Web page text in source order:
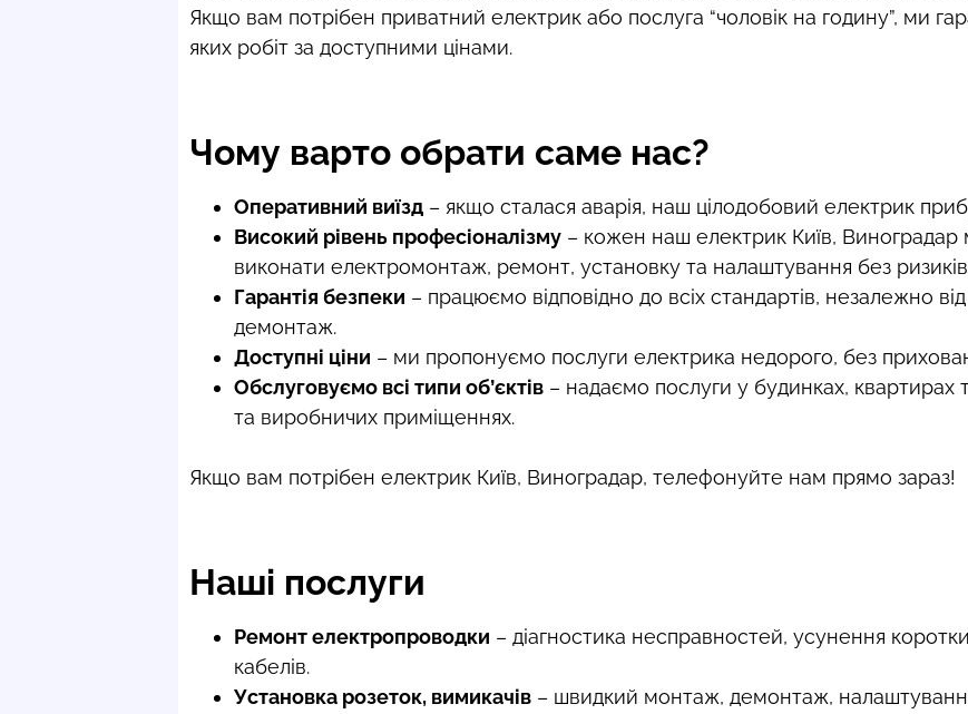
Якщо вам потрібен приватний електрик або послуга “чоловік на годину”, ми
яких робіт за доступними цінами.
Чому варто обрати саме нас?
Оперативний виїзд – якщо сталася аварія, наш цілодобовий електрик
Високий рівень професіоналізму – кожен наш електрик Київ, Виноградар
виконати електромонтаж, ремонт, установку та налаштування без
Гарантія безпеки – працюємо відповідно до всіх стандартів, незалежно
демонтаж.
Доступні ціни – ми пропонуємо послуги електрика недорого, без
Обслуговуємо всі типи об’єктів – надаємо послуги у будинках, квартирах
та виробничих приміщеннях.
Якщо вам потрібен електрик Київ, Виноградар, телефонуйте нам прямо зараз!
Наші послуги
Ремонт електропроводки – діагностика несправностей, усунення
кабелів.
Установка розеток, вимикачів – швидкий монтаж, демонтаж,